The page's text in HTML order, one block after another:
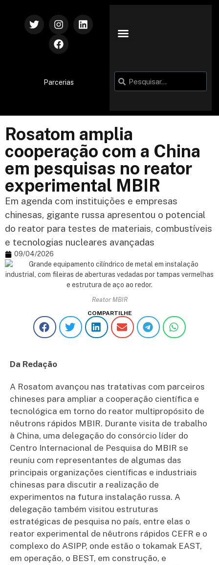
Parcerias
Rosatom amplia
cooperação com a China
em pesquisas no reator
experimental MBIR
Em agenda com instituições e empresas
chinesas, gigante russa apresentou o potencial
do reator para testes de materiais, combustíveis
e tecnologias nucleares avançadas
09/04/2026
Reator MBIR
COMPARTILHE
Da Redação
A Rosatom avançou nas tratativas com parceiros
chineses para ampliar a cooperação científica e
tecnológica em torno do reator multipropósito de
nêutrons rápidos MBIR. Durante visita de trabalho
à China, uma delegação do consórcio líder do
Centro Internacional de Pesquisa do MBIR se
reuniu com representantes de algumas das
principais organizações científicas e industriais
chinesas para discutir a realização de
experimentos na futura instalação russa. A
delegação também visitou estruturas
estratégicas de pesquisa no país, entre elas o
reator experimental de nêutrons rápidos CEFR e o
complexo do ASIPP, onde estão o tokamak EAST,
em operação, o BEST, em construção, e